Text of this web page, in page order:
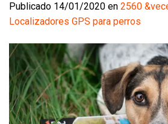
Publicado 14/01/2020 en 2560
Localizadores GPS para perros